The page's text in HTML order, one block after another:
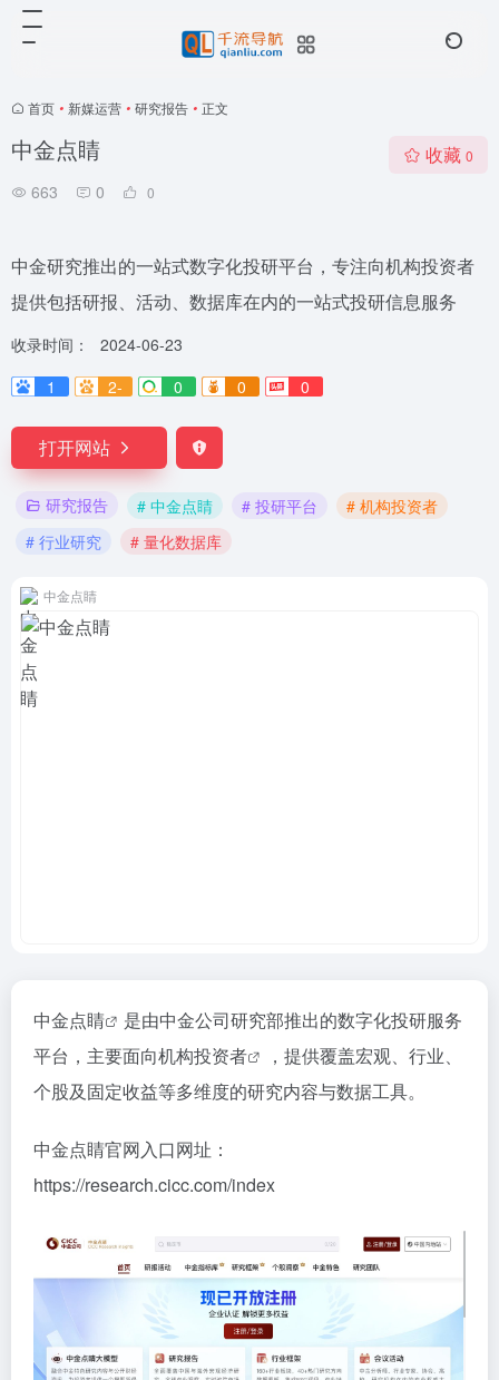
首页 • 新媒运营 • 研究报告 • 正文
中金点睛
663 0 0
收藏 0
中金研究推出的一站式数字化投研平台，专注向机构投资者
提供包括研报、活动、数据库在内的一站式投研信息服务
收录时间：
2024-06-23
1
2- 0 0 0
打开网站
研究报告 # 中金点睛 # 投研平台
# 机构投资者
# 行业研究
# 量化数据库
中金点睛
中金点睛
是由中金公司研究部推出的数字化投研服务
平台，主要面向机构投资者
，提供覆盖宏观、行业、
个股及固定收益等多维度的研究内容与数据工具。
中金点睛官网入口网址：
https://research.cicc.com/index